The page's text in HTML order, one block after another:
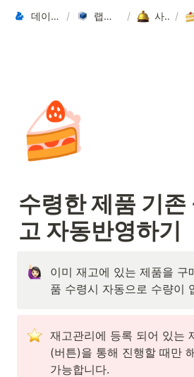
데이터씨 Datasee / 랩스바이 LabsBy / 사용가이드 /
🍰
수령한 제품 기존
고 자동반영하기
이미 재고에 있는 제품을 구
품 수령시 자동으로 수량이
재고관리에 등록 되어 있는
(버튼)을 통해 진행할 때만
가능합니다.